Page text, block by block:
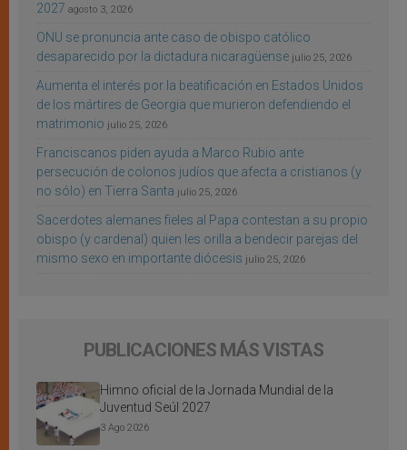
2027 agosto 3, 2026
ONU se pronuncia ante caso de obispo católico
desaparecido por la dictadura nicaragüense julio 25, 2026
Aumenta el interés por la beatificación en Estados Unidos
de los mártires de Georgia que murieron defendiendo el
matrimonio julio 25, 2026
Franciscanos piden ayuda a Marco Rubio ante
persecución de colonos judíos que afecta a cristianos (y
no sólo) en Tierra Santa julio 25, 2026
Sacerdotes alemanes fieles al Papa contestan a su propio
obispo (y cardenal) quien les orilla a bendecir parejas del
mismo sexo en importante diócesis julio 25, 2026
PUBLICACIONES MÁS VISTAS
Himno oficial de la Jornada Mundial de la
Juventud Seúl 2027
3 Ago 2026